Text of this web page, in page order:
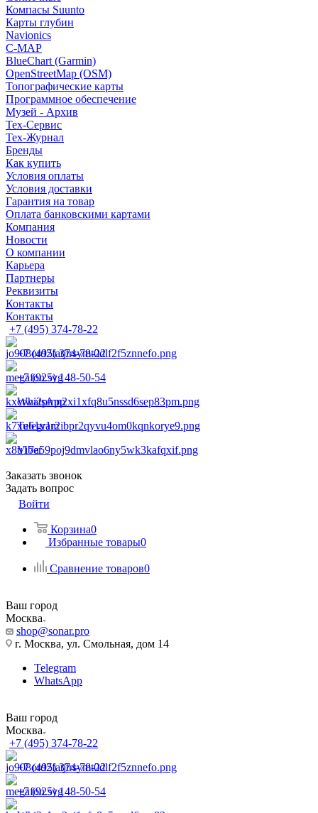
Компасы Suunto
Карты глубин
Navionics
C-MAP
BlueChart (Garmin)
OpenStreetMap (OSM)
Топографические карты
Программное обеспечение
Музей - Архив
Tex-Сервис
Тех-Журнал
Бренды
Как купить
Условия оплаты
Условия доставки
Гарантия на товар
Оплата банковскими картами
Компания
Новости
О компании
Карьера
Партнеры
Реквизиты
Контакты
Контакты
+7 (495) 374-78-22
+7 (495) 374-78-22
+7 (925) 148-50-54
WhatsApp
Telegram
Viber
Заказать звонок
Задать вопрос
Войти
Корзина0
Избранные товары0
Сравнение товаров0
Ваш город
Москва
shop@sonar.pro
г. Москва, ул. Смольная, дом 14
Telegram
WhatsApp
Ваш город
Москва
+7 (495) 374-78-22
+7 (495) 374-78-22
+7 (925) 148-50-54